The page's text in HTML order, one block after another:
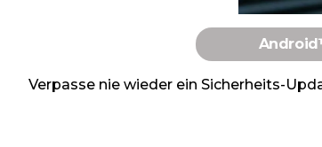
Verpasse nie wieder ein Sicherheits-